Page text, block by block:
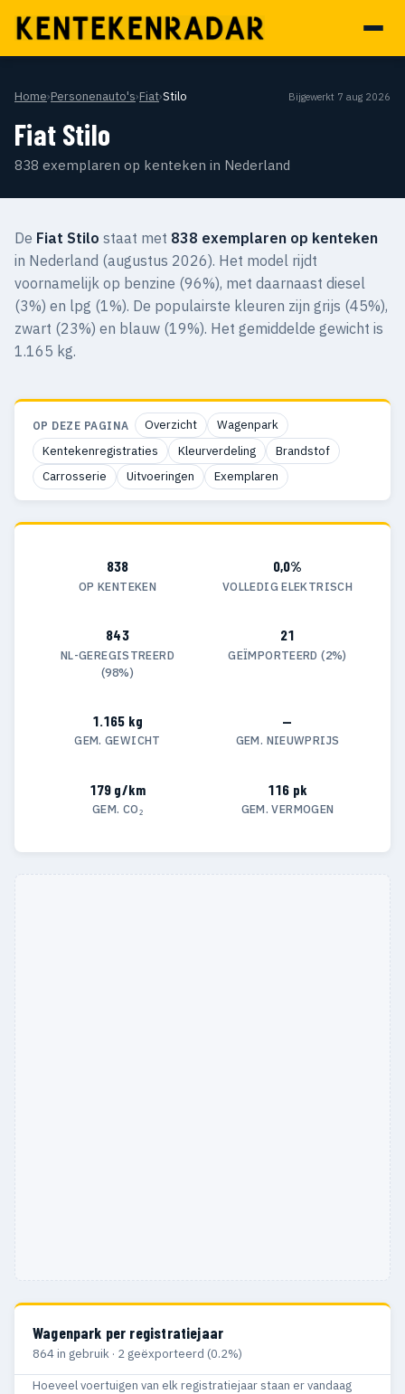
Home›Personenauto's›Fiat›Stilo Bijgewerkt 7 aug 2026
Fiat Stilo
838 exemplaren op kenteken in Nederland
De Fiat Stilo staat met 838 exemplaren op kenteken
in Nederland (augustus 2026). Het model rijdt
voornamelijk op benzine (96%), met daarnaast diesel
(3%) en lpg (1%). De populairste kleuren zijn grijs (45%),
zwart (23%) en blauw (19%). Het gemiddelde gewicht is
1.165 kg.
OP DEZE PAGINA Overzicht
Wagenpark
Kentekenregistraties
Kleurverdeling
Brandstof
Carrosserie
Uitvoeringen Exemplaren
838
OP KENTEKEN
0,0%
VOLLEDIG ELEKTRISCH
843
NL-GEREGISTREERD
(98%)
21
GEÏMPORTEERD (2%)
1.165 kg
GEM. GEWICHT
—
GEM. NIEUWPRIJS
179 g/km
GEM. CO₂
116 pk
GEM. VERMOGEN
Wagenpark per registratiejaar
864 in gebruik · 2 geëxporteerd (0.2%)
Hoeveel voertuigen van elk registratiejaar staan er vandaag